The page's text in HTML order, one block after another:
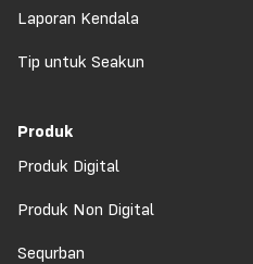
Laporan Kendala
Tip untuk Seakun
Produk
Produk Digital
Produk Non Digital
Sequrban